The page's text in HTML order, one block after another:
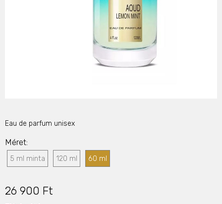
Eau de parfum unisex
Méret
5 ml minta 120 ml 60 ml
26 900 Ft